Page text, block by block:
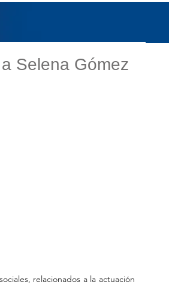
Selena Gómez
relacionados a la actuación